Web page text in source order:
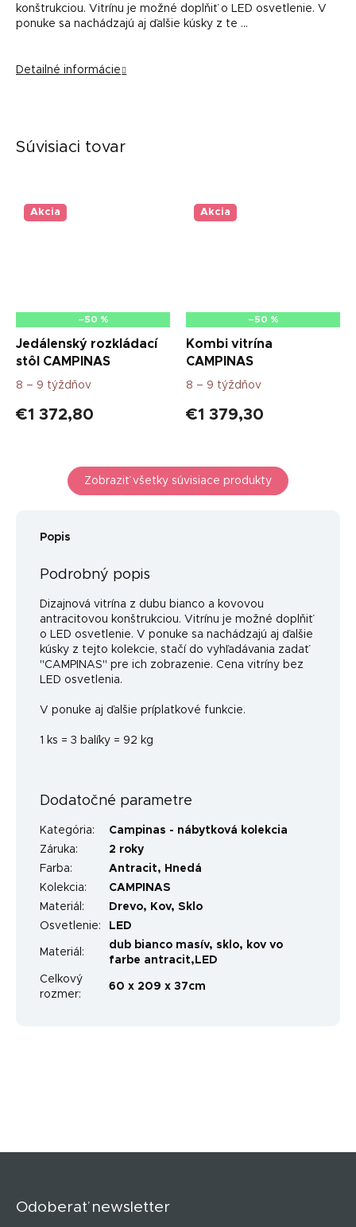
konštrukciou. Vitrínu je možné doplňiť o LED osvetlenie. V
ponuke sa nachádzajú aj ďalšie kúsky z te …
Detailné informácie
Súvisiaci tovar
Akcia
–50 %
Jedálenský rozkládací
stôl CAMPINAS
8 – 9 týždňov
€1 372,80
Akcia
–50 %
Kombi vitrína
CAMPINAS
8 – 9 týždňov
€1 379,30
Zobraziť všetky súvisiace produkty
Popis
Podrobný popis
Dizajnová vitrína z dubu bianco a kovovou
antracitovou konštrukciou. Vitrínu je možné doplňiť
o LED osvetlenie. V ponuke sa nachádzajú aj ďalšie
kúsky z tejto kolekcie, stačí do vyhľadávania zadať
"CAMPINAS" pre ich zobrazenie. Cena vitríny bez
LED osvetlenia.
V ponuke aj ďalšie príplatkové funkcie.
1 ks = 3 balíky = 92 kg
Dodatočné parametre
Kategória:
Campinas - nábytková kolekcia
Záruka:
2 roky
Farba: Antracit, Hnedá
Kolekcia:
CAMPINAS
Materiál : Drevo, Kov, Sklo
Osvetlenie: LED
Materiál :
dub bianco masív, sklo, kov vo
farbe antracit,LED
Celkový
rozmer:
60 x 209 x 37cm
Odoberať newsletter